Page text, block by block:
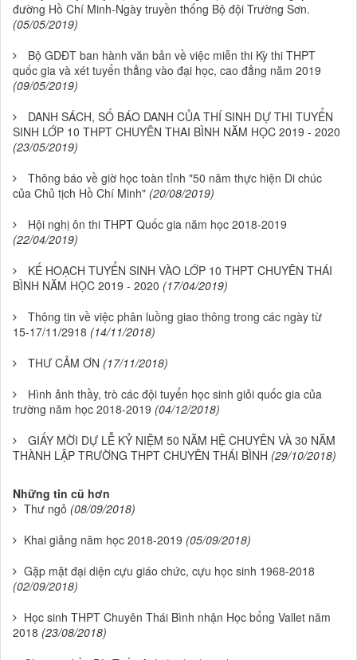
đường Hồ Chí Minh-Ngày truyền thống Bộ đội Trường Sơn.
(05/05/2019)
Bộ GDĐT ban hành văn bản về việc miễn thi Kỳ thi THPT
quốc gia và xét tuyển thẳng vào đại học, cao đẳng năm 2019
(09/05/2019)
DANH SÁCH, SỐ BÁO DANH CỦA THÍ SINH DỰ THI TUYỂN
SINH LỚP 10 THPT CHUYÊN THAI BÌNH NĂM HỌC 2019 - 2020
(23/05/2019)
Thông báo về giờ học toàn tỉnh "50 năm thực hiện Di chúc
của Chủ tịch Hồ Chí Minh" (20/08/2019)
Hội nghị ôn thi THPT Quốc gia năm học 2018-2019
(22/04/2019)
KẾ HOẠCH TUYỂN SINH VÀO LỚP 10 THPT CHUYÊN THÁI
BÌNH NĂM HỌC 2019 - 2020 (17/04/2019)
Thông tin về việc phân luồng giao thông trong các ngày từ
15-17/11/2918 (14/11/2018)
THƯ CẢM ƠN (17/11/2018)
Hình ảnh thầy, trò các đội tuyển học sinh giỏi quốc gia của
trường năm học 2018-2019 (04/12/2018)
GIẤY MỜI DỰ LỄ KỶ NIỆM 50 NĂM HỆ CHUYÊN VÀ 30 NĂM
THÀNH LẬP TRƯỜNG THPT CHUYÊN THÁI BÌNH (29/10/2018)
Những tin cũ hơn
Thư ngỏ (08/09/2018)
Khai giảng năm học 2018-2019 (05/09/2018)
Gặp mặt đại diện cựu giáo chức, cựu học sinh 1968-2018
(02/09/2018)
Học sinh THPT Chuyên Thái Bình nhận Học bổng Vallet năm
2018 (23/08/2018)